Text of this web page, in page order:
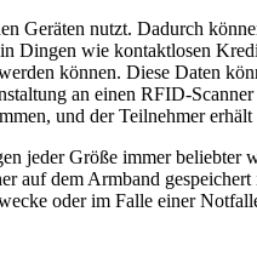
nutzt. Dadurch
wie kontaktlosen
können. Diese Daten
an einen RFID-
und der Teilnehmer
jeder Größe immer beliebter
auf dem Armband
oder im Falle einer